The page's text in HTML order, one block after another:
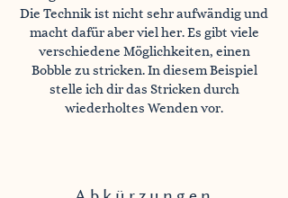
Die Technik ist nicht sehr aufwändig und
macht dafür aber viel her. Es gibt viele
verschiedene Möglichkeiten, einen
Bobble zu stricken. In diesem Beispiel
stelle ich dir das Stricken durch
wiederholtes Wenden vor.